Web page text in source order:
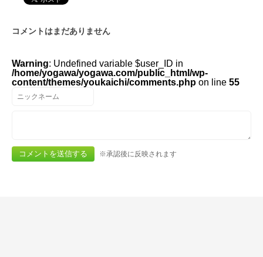
コメントはまだありません
Warning: Undefined variable $user_ID in
/home/yogawa/yogawa.com/public_html/wp-
content/themes/youkaichi/comments.php on line 55
※承認後に反映されます